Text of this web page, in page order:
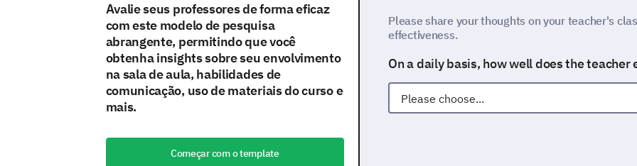
Avalie seus professores de forma eficaz
com este modelo de pesquisa
abrangente, permitindo que você
obtenha insights sobre seu envolvimento
na sala de aula, habilidades de
comunicação, uso de materiais do curso e
mais.
Começar com o template
Please share your thoughts on your teacher's
effectiveness.
On a daily basis, how well does the